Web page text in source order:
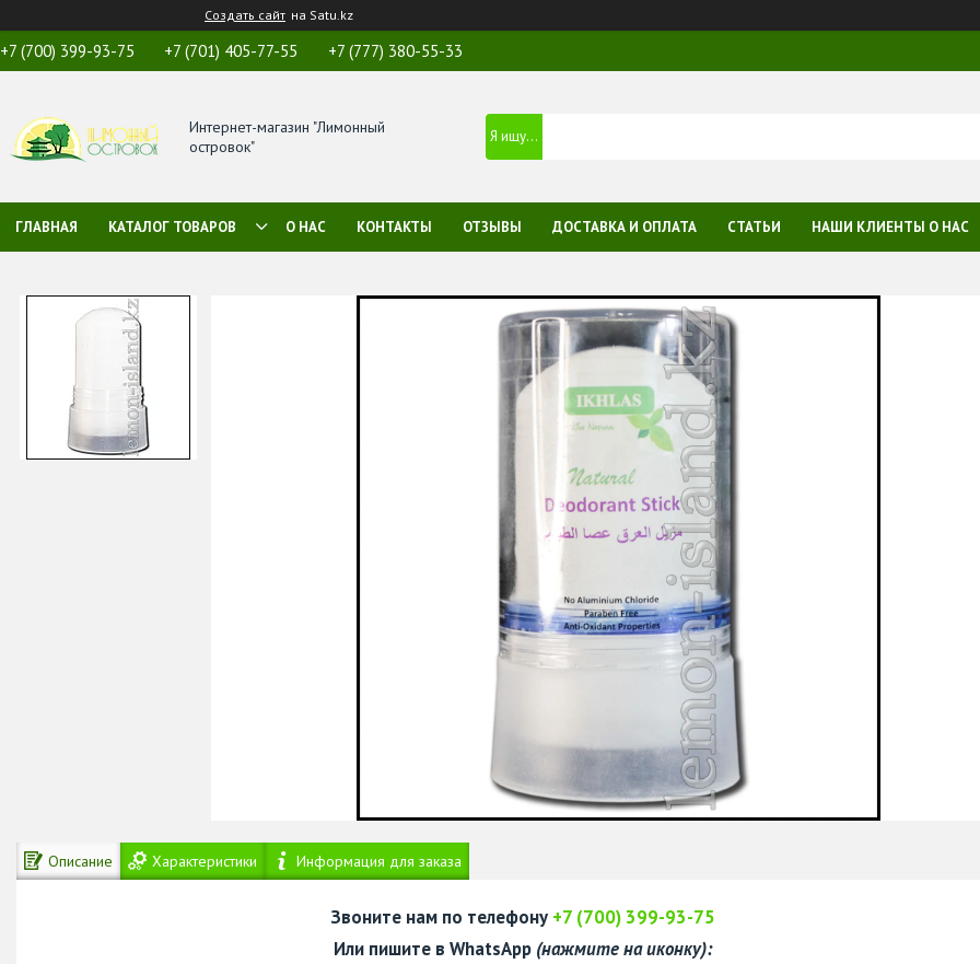
Создать сайт на Satu.kz
+7 (700) 399-93-75 +7 (701) 405-77-55 +7 (777) 380-55-33
Интернет-магазин "Лимонный
островок"
ГЛАВНАЯ КАТАЛОГ ТОВАРОВ О НАС КОНТАКТЫ ОТЗЫВЫ ДОСТАВКА И ОПЛАТА СТАТЬИ НАШИ КЛИЕНТЫ О НАС
Описание Характеристики Информация для заказа
Звоните нам по телефону +7 (700) 399-93-75
Или пишите в WhatsApp (нажмите на иконку):